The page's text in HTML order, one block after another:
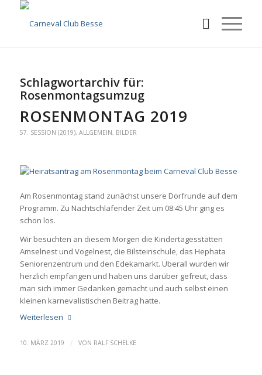
Schlagwortarchiv für:
Rosenmontagsumzug
ROSENMONTAG 2019
57. SESSION (2019), ALLGEMEIN, BILDER
Am Rosenmontag stand zunächst unsere Dorfrunde auf dem
Programm. Zu Nachtschlafender Zeit um 08:45 Uhr ging es
schon los.
Wir besuchten an diesem Morgen die Kindertagesstätten
Amselnest und Vogelnest, die Bilsteinschule, das Hephata
Seniorenzentrum und den Edekamarkt. Überall wurden wir
herzlich empfangen und haben uns darüber gefreut, dass
man sich immer Gedanken gemacht und auch selbst einen
kleinen karnevalistischen Beitrag hatte.
Weiterlesen
10. MÄRZ 2019 / VON RALF SCHELKE